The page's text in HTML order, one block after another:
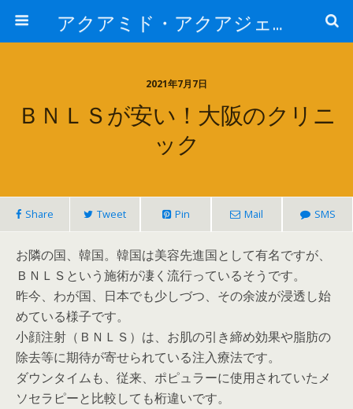
アクアミド・アクアジェルについて
2021年7月7日
ＢＮＬＳが安い！大阪のクリニ
ック
Share Tweet Pin Mail SMS
お隣の国、韓国。韓国は美容先進国として有名ですが、
ＢＮＬＳという施術が凄く流行っているそうです。
昨今、わが国、日本でも少しづつ、その余波が浸透し始
めている様子です。
小顔注射（ＢＮＬＳ）は、お肌の引き締め効果や脂肪の
除去等に期待が寄せられている注入療法です。
ダウンタイムも、従来、ポピュラーに使用されていたメ
ソセラピーと比較しても桁違いです。